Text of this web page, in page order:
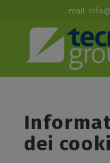
mail:
dei